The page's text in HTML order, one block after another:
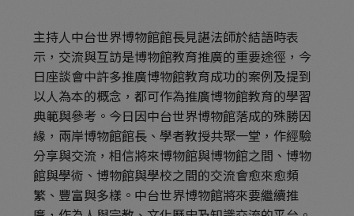
主持人中台世界博物館館長見諶法師於結語時表
示，交流與互訪是博物館教育推廣的重要途徑，今
日座談會中許多推廣博物館教育成功的案例及提到
以人為本的概念，都可作為推廣博物館教育的學習
典範與參考。今日因中台世界博物館落成的殊勝因
緣，兩岸博物館館長、學者教授共聚一堂，作經驗
分享與交流，相信將來博物館與博物館之間、博物
館與學術、博物館與學校之間的交流會愈來愈頻
繁、豐富與多樣。中台世界博物館將來要繼續推